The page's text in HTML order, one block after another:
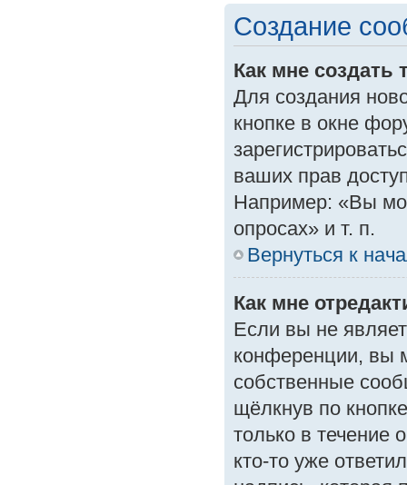
Создание
Как мне создать
Для создания
кнопке в окне
ваших прав
Например: «Вы
опросах» и т. п.
Вернуться к
Как мне
Если вы не
конференции, вы
собственные
щёлкнув по
только в течение
кто-то уже